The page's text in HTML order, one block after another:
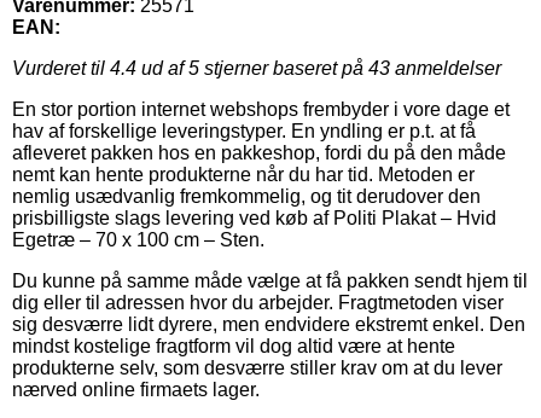
Varenummer: 25571
EAN:
Vurderet til 4.4 ud af 5 stjerner baseret på 43 anmeldelser
En stor portion internet webshops frembyder i vore dage et
hav af forskellige leveringstyper. En yndling er p.t. at få
afleveret pakken hos en pakkeshop, fordi du på den måde
nemt kan hente produkterne når du har tid. Metoden er
nemlig usædvanlig fremkommelig, og tit derudover den
prisbilligste slags levering ved køb af Politi Plakat – Hvid
Egetræ – 70 x 100 cm – Sten.
Du kunne på samme måde vælge at få pakken sendt hjem til
dig eller til adressen hvor du arbejder. Fragtmetoden viser
sig desværre lidt dyrere, men endvidere ekstremt enkel. Den
mindst kostelige fragtform vil dog altid være at hente
produkterne selv, som desværre stiller krav om at du lever
nærved online firmaets lager.